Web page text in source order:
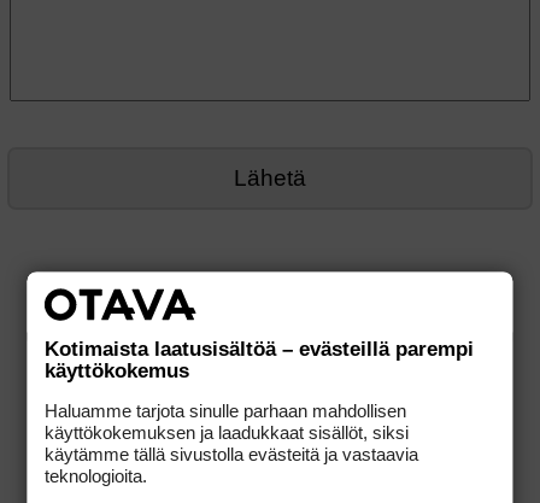
Kotimaista laatusisältöä – evästeillä parempi
käyttökokemus
Haluamme tarjota sinulle parhaan mahdollisen
käyttökokemuksen ja laadukkaat sisällöt, siksi
käytämme tällä sivustolla evästeitä ja vastaavia
teknologioita.